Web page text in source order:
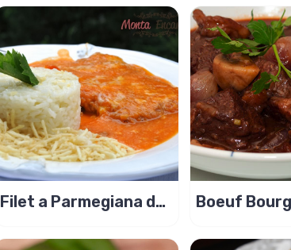
Filet a Parmegiana do
Boeuf